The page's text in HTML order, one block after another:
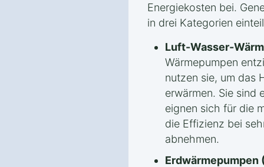
Energiekosten bei.
in drei Kategorien
Luft-Wasser-
Wärmepumpen
nutzen sie, um das
erwärmen. Sie sind
eignen sich für die
die Effizienz bei
abnehmen.
Erdwärmepumpen